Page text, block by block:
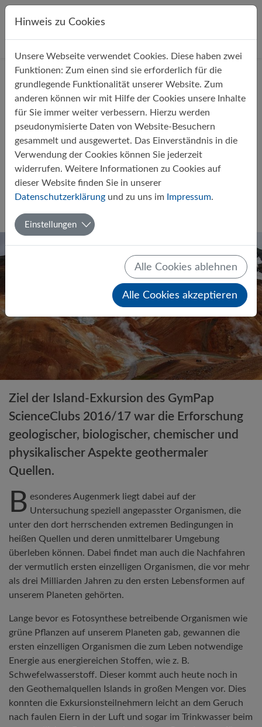
Direkt zur Hauptnavigation springen
Direkt zum Inhalt springen
StartseiteÜber uns Aktuelles
GymPap ScienceClub: Kleiner
Reisebericht zur Island-Exkursion
2016
18.06.2016
Biologie
Ziel der Island-Exkursion des GymPap
ScienceClubs 2016/17 war die Erforschung
geologischer, biologischer, chemischer und
physikalischer Aspekte geothermaler
Quellen.
B esonderes Augenmerk liegt dabei auf der
Untersuchung speziell angepasster Organismen, die
unter den dort herrschenden extremen Bedingungen in
heißen Quellen und deren unmittelbarer Umgebung
überleben können. Dabei findet man auch die Nachfahren
der vermutlich ersten einzelligen Organismen, die vor mehr
als drei Milliarden Jahren zu den ersten Lebensformen auf
unserem Planeten gehörten.
Lange bevor es Fotosynthese betreibende Organismen wie
grüne Pflanzen auf unserem Planeten gab, gewannen die
ersten einzelligen Organismen die zum Leben notwendige
Energie aus energiereichen Stoffen, wie z. B.
Schwefelwasserstoff. Dieser kommt auch heute noch in
den Geothemalquellen Islands in großen Mengen vor. Dies
konnten die Exkursionsteilnehmern leicht an dem Geruch
nach faulen Eiern in der Luft und sogar im Trinkwasser beim
Hinweis zu Cookies
Unsere Webseite verwendet Cookies. Diese haben zwei
Funktionen: Zum einen sind sie erforderlich für die
grundlegende Funktionalität unserer Website. Zum
anderen können wir mit Hilfe der Cookies unsere Inhalte
für Sie immer weiter verbessern. Hierzu werden
pseudonymisierte Daten von Website-Besuchern
gesammelt und ausgewertet. Das Einverständnis in die
Verwendung der Cookies können Sie jederzeit
widerrufen. Weitere Informationen zu Cookies auf
dieser Website finden Sie in unserer
Datenschutzerklärung und zu uns im Impressum.
Einstellungen
Alle Cookies ablehnen
Alle Cookies akzeptieren